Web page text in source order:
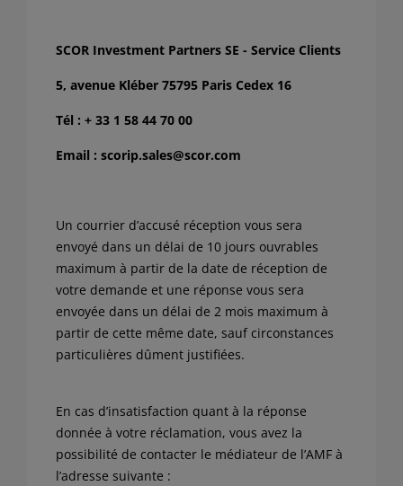
SCOR Investment Partners SE - Service Clients
5, avenue Kléber 75795 Paris Cedex 16
Tél : + 33 1 58 44 70 00
Email : scorip.sales@scor.com
Un courrier d’accusé réception vous sera
envoyé dans un délai de 10 jours ouvrables
maximum à partir de la date de réception de
votre demande et une réponse vous sera
envoyée dans un délai de 2 mois maximum à
partir de cette même date, sauf circonstances
particulières dûment justifiées.
En cas d’insatisfaction quant à la réponse
donnée à votre réclamation, vous avez la
possibilité de contacter le médiateur de l’AMF à
l’adresse suivante :